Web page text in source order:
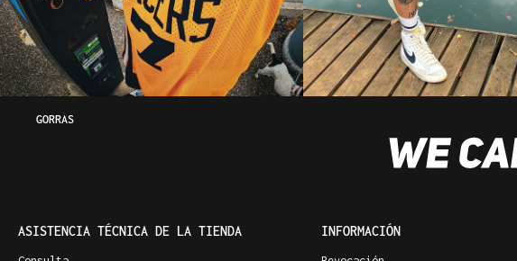
GORRAS
ASISTENCIA TÉCNICA DE LA TIENDA INFORMACIÓN